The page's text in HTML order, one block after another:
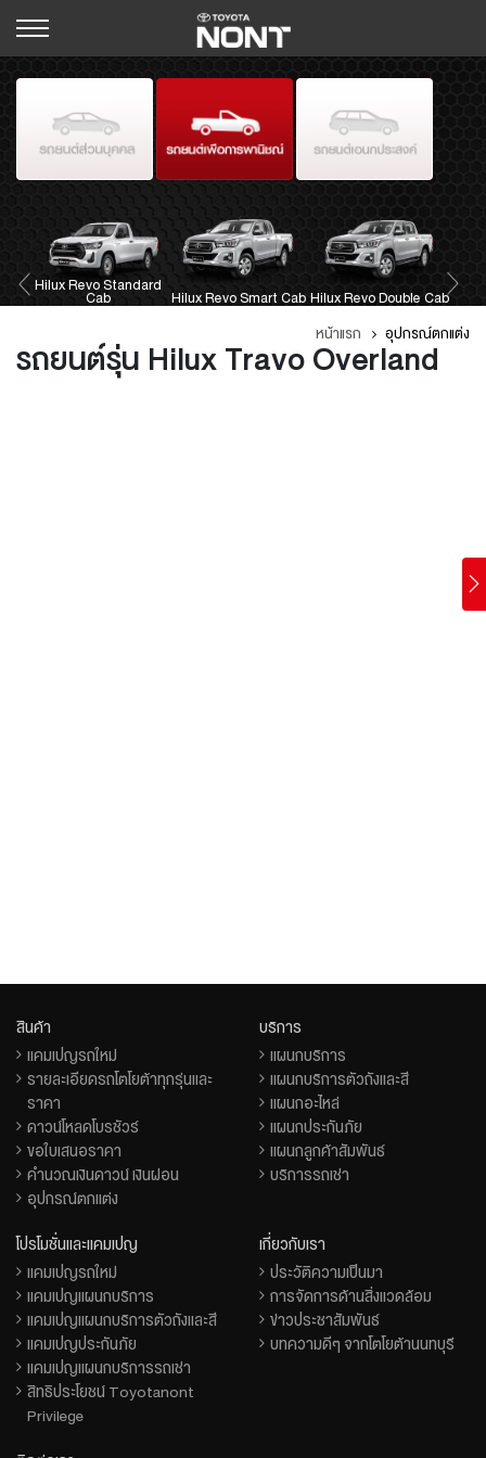
Yaris ATIV Yaris Vios
Hilux Revo Standard
Cab Hilux Revo Smart CabHilux Revo Double Cab
Avanza Sienta Innova Crysta
รถยนต์รุ่น Hilux Travo Overland
หน้าแรก อุปกรณ์ตกแต่ง
สินค้า
แคมเปญรถใหม่
รายละเอียดรถโตโยต้าทุกรุ่นและ
ราคา
ดาวน์โหลดโบรชัวร์
ขอใบเสนอราคา
คำนวณเงินดาวน์ เงินผ่อน
อุปกรณ์ตกแต่ง
บริการ
แผนกบริการ
แผนกบริการตัวถังและสี
แผนกอะไหล่
แผนกประกันภัย
แผนกลูกค้าสัมพันธ์
บริการรถเช่า
โปรโมชั่นและแคมเปญ
แคมเปญรถใหม่
แคมเปญแผนกบริการ
แคมเปญแผนกบริการตัวถังและสี
แคมเปญประกันภัย
แคมเปญแผนกบริการรถเช่า
สิทธิประโยชน์ Toyotanont
Privilege
เกี่ยวกับเรา
ประวัติความเป็นมา
การจัดการด้านสิ่งแวดล้อม
ข่าวประชาสัมพันธ์
บทความดีๆ จากโตโยต้านนทบุรี